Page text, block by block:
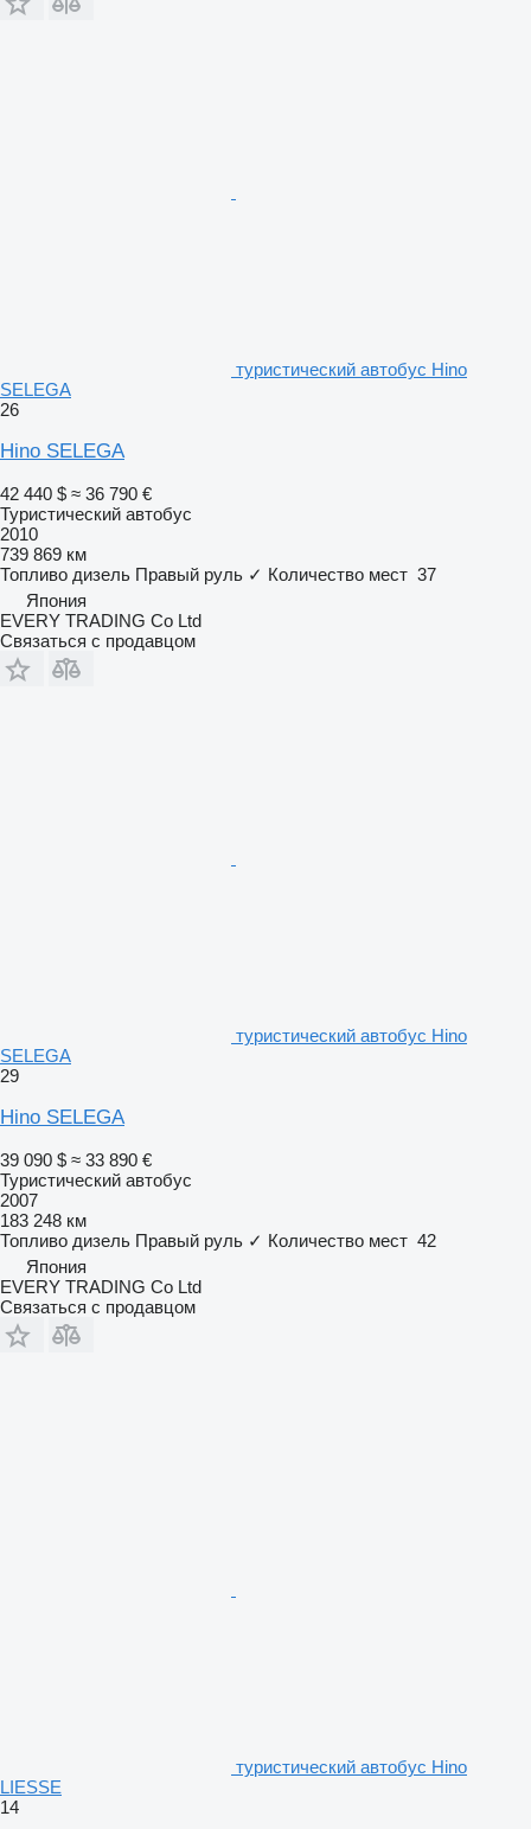
туристический автобус Hino
SELEGA
26
Hino SELEGA
42 440 $ ≈ 36 790 €
Туристический автобус
2010
739 869 км
Топливо дизель Правый руль ✓ Количество мест 37
Япония
EVERY TRADING Co Ltd
Связаться с продавцом
туристический автобус Hino
SELEGA
29
Hino SELEGA
39 090 $ ≈ 33 890 €
Туристический автобус
2007
183 248 км
Топливо дизель Правый руль ✓ Количество мест 42
Япония
EVERY TRADING Co Ltd
Связаться с продавцом
туристический автобус Hino
LIESSE
14